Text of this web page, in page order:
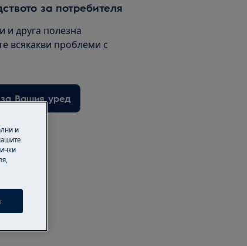
за потребителя
и друга полезна
всякакви проблеми с
Вашия уред
и